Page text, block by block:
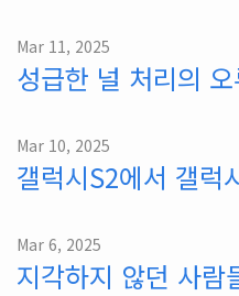
Mar 11, 2025
성급한 널 처리의
Mar 10, 2025
갤럭시S2에서 갤럭
Mar 6, 2025
지각하지 않던 사람